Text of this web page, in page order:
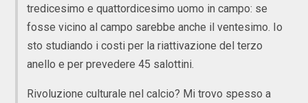
tredicesimo e quattordicesimo uomo in campo: se
fosse vicino al campo sarebbe anche il ventesimo. Io
sto studiando i costi per la riattivazione del terzo
anello e per prevedere 45 salottini.
Rivoluzione culturale nel calcio? Mi trovo spesso a